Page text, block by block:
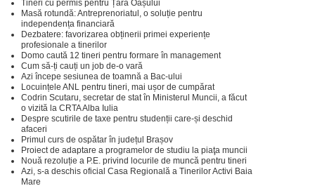
Tineri cu permis pentru Țara Oașului
Masă rotundă: Antreprenoriatul, o soluție pentru
independența financiară
Dezbatere: favorizarea obținerii primei experiențe
profesionale a tinerilor
Domo caută 12 tineri pentru formare în management
Cum să-ți cauți un job de-o vară
Azi începe sesiunea de toamnă a Bac-ului
Locuințele ANL pentru tineri, mai ușor de cumpărat
Codrin Scutaru, secretar de stat în Ministerul Muncii, a făcut
o vizită la CRTA Alba Iulia
Despre scutirile de taxe pentru studenții care-și deschid
afaceri
Primul curs de ospătar în județul Brașov
Proiect de adaptare a programelor de studiu la piaţa muncii
Nouă rezoluție a P.E. privind locurile de muncă pentru tineri
Azi, s-a deschis oficial Casa Regională a Tinerilor Activi Baia
Mare